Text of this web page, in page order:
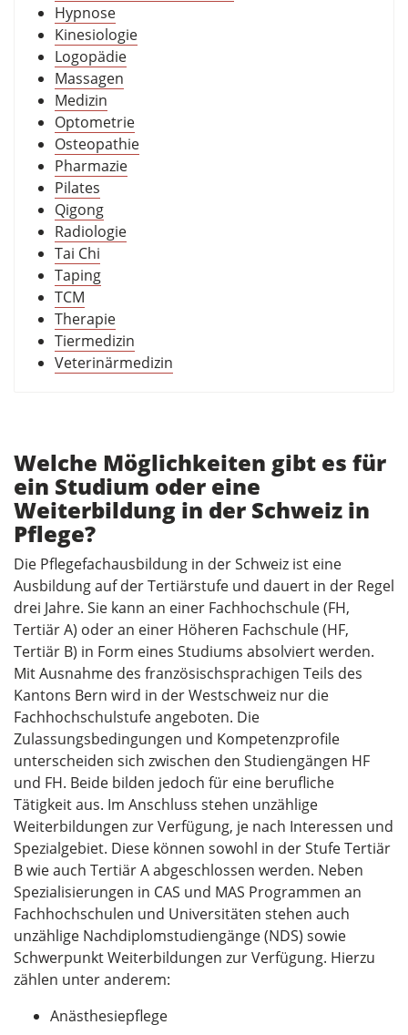
Welche Möglichkeiten gibt es für
ein Studium oder eine
Weiterbildung in der Schweiz in
Pflege?
Die Pflegefachausbildung in der Schweiz ist eine
Ausbildung auf der Tertiärstufe und dauert in der Regel
drei Jahre. Sie kann an einer Fachhochschule (FH,
Tertiär A) oder an einer Höheren Fachschule (HF,
Tertiär B) in Form eines Studiums absolviert werden.
Mit Ausnahme des französischsprachigen Teils des
Kantons Bern wird in der Westschweiz nur die
Fachhochschulstufe angeboten. Die
Zulassungsbedingungen und Kompetenzprofile
unterscheiden sich zwischen den Studiengängen HF
und FH. Beide bilden jedoch für eine berufliche
Tätigkeit aus. Im Anschluss stehen unzählige
Weiterbildungen zur Verfügung, je nach Interessen und
Spezialgebiet. Diese können sowohl in der Stufe Tertiär
B wie auch Tertiär A abgeschlossen werden. Neben
Spezialisierungen in CAS und MAS Programmen an
Fachhochschulen und Universitäten stehen auch
unzählige Nachdiplomstudiengänge (NDS) sowie
Schwerpunkt Weiterbildungen zur Verfügung. Hierzu
zählen unter anderem:
Anästhesiepflege
Hypnose
Kinesiologie
Logopädie
Massagen
Medizin
Optometrie
Osteopathie
Pharmazie
Pilates
Qigong
Radiologie
Tai Chi
Taping
TCM
Therapie
Tiermedizin
Veterinärmedizin